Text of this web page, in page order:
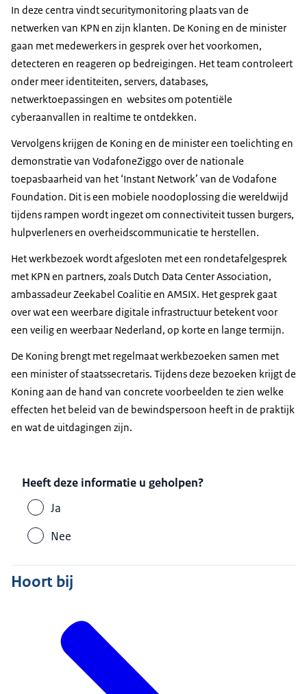
In deze centra vindt securitymonitoring plaats van de
netwerken van KPN en zijn klanten. De Koning en de minister
gaan met medewerkers in gesprek over het voorkomen,
detecteren en reageren op bedreigingen. Het team controleert
onder meer identiteiten, servers, databases,
netwerktoepassingen en websites om potentiële
cyberaanvallen in realtime te ontdekken.
Vervolgens krijgen de Koning en de minister een toelichting en
demonstratie van VodafoneZiggo over de nationale
toepasbaarheid van het ‘Instant Network’ van de Vodafone
Foundation. Dit is een mobiele noodoplossing die wereldwijd
tijdens rampen wordt ingezet om connectiviteit tussen burgers,
hulpverleners en overheidscommunicatie te herstellen.
Het werkbezoek wordt afgesloten met een rondetafelgesprek
met KPN en partners, zoals Dutch Data Center Association,
ambassadeur Zeekabel Coalitie en AMSIX. Het gesprek gaat
over wat een weerbare digitale infrastructuur betekent voor
een veilig en weerbaar Nederland, op korte en lange termijn.
De Koning brengt met regelmaat werkbezoeken samen met
een minister of staatssecretaris. Tijdens deze bezoeken krijgt de
Koning aan de hand van concrete voorbeelden te zien welke
effecten het beleid van de bewindspersoon heeft in de praktijk
en wat de uitdagingen zijn.
Heeft deze informatie u geholpen?
Ja
Nee
Hoort bij